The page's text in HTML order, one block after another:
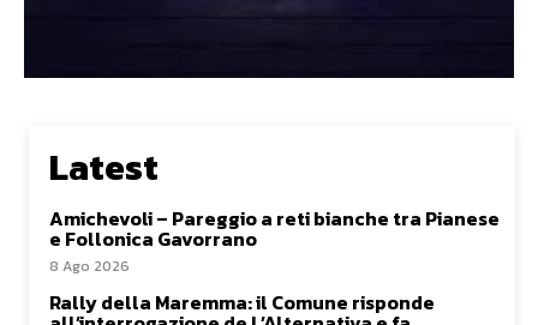
Latest
Amichevoli – Pareggio a reti bianche tra Pianese
e Follonica Gavorrano
8 Ago 2026
Rally della Maremma: il Comune risponde